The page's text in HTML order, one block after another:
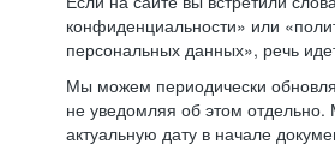
конфиденциальности» или
персональных данных», речь
Мы можем периодически
не уведомляя об этом отдельно.
актуальную дату в начале